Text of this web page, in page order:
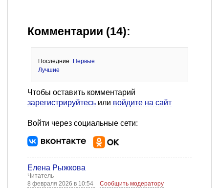
Комментарии (14):
Последние
Первые
Лучшие
Чтобы оставить комментарий
зарегистрируйтесь или войдите на сайт
Войти через социальные сети:
Елена Рыжкова
Читатель
8 февраля 2026 в 10:54
Сообщить модератору